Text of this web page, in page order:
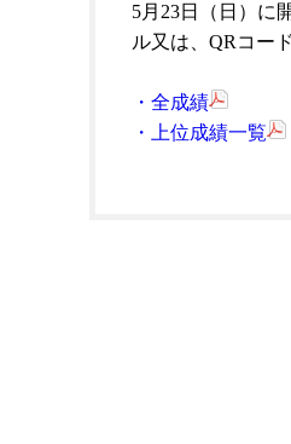
5月23日（日）に
ル又は、QRコー
・全成績
・上位成績一覧